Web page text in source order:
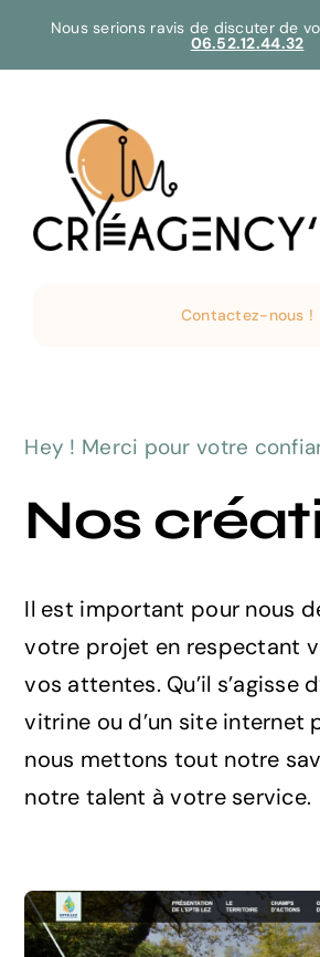
PasserNous serions ravis de discuter de
06.52.12.44.32
Contactez-nous !
Hey ! Merci pour votre
Nos
Il est important pour nous
votre projet en respectant
vos attentes. Qu’il s’agisse
vitrine ou d’un site internet
nous mettons tout notre
notre talent à votre service.